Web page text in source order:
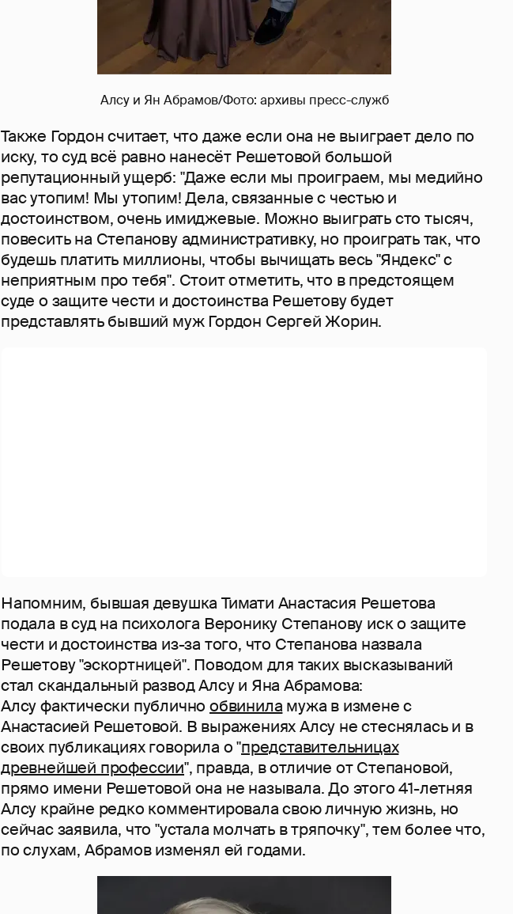
Алсу и Ян Абрамов/Фото: архивы пресс-служб
Также Гордон считает, что даже если она не выиграет дело по
иску, то суд всё равно нанесёт Решетовой большой
репутационный ущерб: "Даже если мы проиграем, мы медийно
вас утопим! Мы утопим! Дела, связанные с честью и
достоинством, очень имиджевые. Можно выиграть сто тысяч,
повесить на Степанову административку, но проиграть так, что
будешь платить миллионы, чтобы вычищать весь "Яндекс" с
неприятным про тебя". Стоит отметить, что в предстоящем
суде о защите чести и достоинства Решетову будет
представлять бывший муж Гордон Сергей Жорин.
Напомним, бывшая девушка Тимати Анастасия Решетова
подала в суд на психолога Веронику Степанову иск о защите
чести и достоинства из-за того, что Степанова назвала
Решетову "эскортницей". Поводом для таких высказываний
стал скандальный развод Алсу и Яна Абрамова:
Алсу фактически публичнообвинила мужа в измене с
Анастасией Решетовой. В выражениях Алсу не стеснялась и в
своих публикациях говорила о "представительницах
древнейшей профессии", правда, в отличие от Степановой,
прямо имени Решетовой она не называла. До этого 41-летняя
Алсу крайне редко комментировала свою личную жизнь, но
сейчас заявила, что "устала молчать в тряпочку", тем более что,
по слухам, Абрамов изменял ей годами.